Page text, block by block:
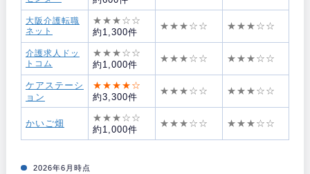
大阪介護転職
ネット
★★★☆☆
約1,300件
★★★☆☆ ★★★☆☆
介護求人ドッ
トコム
★★★☆☆
約1,000件
★★★☆☆ ★★★☆☆
ケアステーシ
ョン
★★★★☆
約3,300件
★★★☆☆ ★★★☆☆
かいご畑
★★★☆☆
約1,000件
★★★☆☆ ★★★☆☆
2026年6月時点